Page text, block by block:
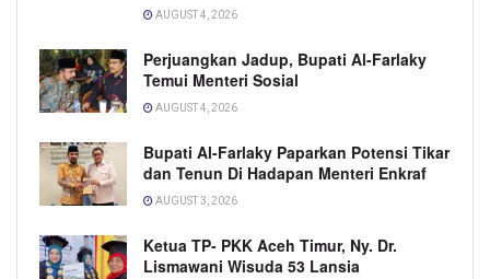
AUGUST 4, 2026
Perjuangkan Jadup, Bupati Al-Farlaky
Temui Menteri Sosial
AUGUST 4, 2026
Bupati Al-Farlaky Paparkan Potensi Tikar
dan Tenun Di Hadapan Menteri Enkraf
AUGUST 3, 2026
Ketua TP- PKK Aceh Timur, Ny. Dr.
Lismawani Wisuda 53 Lansia